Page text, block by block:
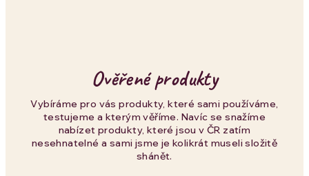
ý
p
i
s
Ověřené produkty
Vybíráme pro vás produkty, které sami používáme,
testujeme a kterým věříme. Navíc se snažíme
nabízet produkty, které jsou v ČR zatím
nesehnatelné a sami jsme je kolikrát museli složitě
shánět.